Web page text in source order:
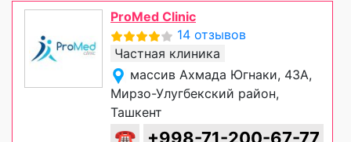
ProMed Clinic
14 отзывов
Частная клиника
массив Ахмада Югнаки, 43А,
Мирзо-Улугбекский район,
Ташкент